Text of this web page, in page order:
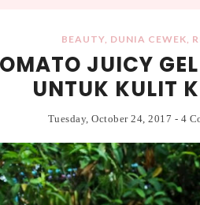
BEAUTY, DUNIA CEWEK,
JUICY
UNTUK KULIT
Tuesday, October 24, 2017 - 4